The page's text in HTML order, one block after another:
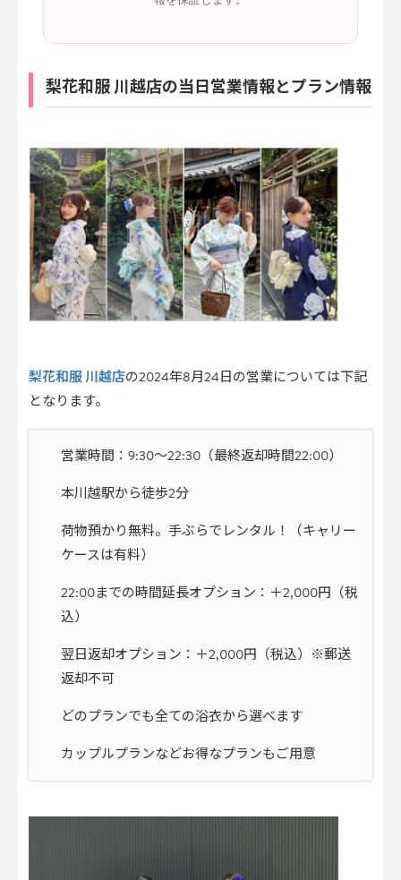
梨花和服 川越店の当日営業情報とプラン情報
梨花和服 川越店の2024年8月24日の営業については下記
となります。
営業時間：9:30〜22:30（最終返却時間22:00）
本川越駅から徒歩2分
荷物預かり無料。手ぶらでレンタル！（キャリー
ケースは有料）
22:00までの時間延長オプション：＋2,000円（税
込）
翌日返却オプション：＋2,000円（税込）※郵送
返却不可
どのプランでも全ての浴衣から選べます
カップルプランなどお得なプランもご用意